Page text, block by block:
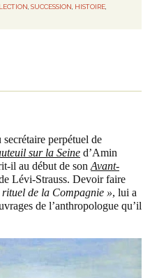
,SUCCESSION HISTOIRE
perpétuel de
sur la Seine d’Amin
il au début de son Avant-
Lévi-Strauss. Devoir faire
rituel de la Compagnie », lui a
de l’anthropologue qu’il